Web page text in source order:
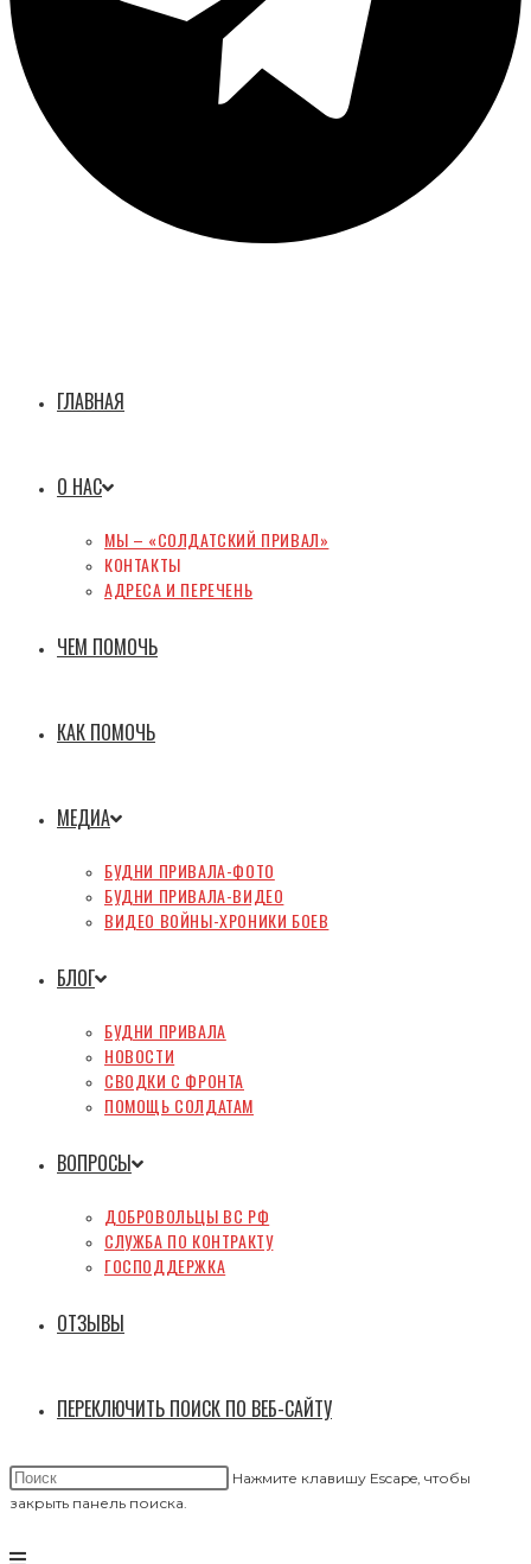
ГЛАВНАЯ
О НАС
МЫ – «СОЛДАТСКИЙ ПРИВАЛ»
КОНТАКТЫ
АДРЕСА И ПЕРЕЧЕНЬ
ЧЕМ ПОМОЧЬ
КАК ПОМОЧЬ
МЕДИА
БУДНИ ПРИВАЛА-ФОТО
БУДНИ ПРИВАЛА-ВИДЕО
ВИДЕО ВОЙНЫ-ХРОНИКИ БОЕВ
БЛОГ
БУДНИ ПРИВАЛА
НОВОСТИ
СВОДКИ С ФРОНТА
ПОМОЩЬ СОЛДАТАМ
ВОПРОСЫ
ДОБРОВОЛЬЦЫ ВС РФ
СЛУЖБА ПО КОНТРАКТУ
ГОСПОДДЕРЖКА
ОТЗЫВЫ
ПЕРЕКЛЮЧИТЬ ПОИСК ПО ВЕБ-САЙТУ
Нажмите клавишу Escape, чтобы
закрыть панель поиска.